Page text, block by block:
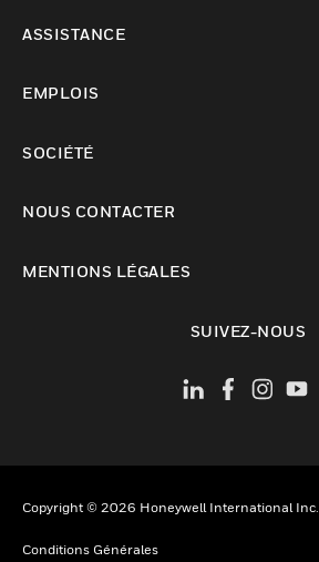
ASSISTANCE
EMPLOIS
SOCIÉTÉ
NOUS CONTACTER
MENTIONS LÉGALES
SUIVEZ-NOUS
Copyright © 2026 Honeywell International Inc.
Conditions Générales